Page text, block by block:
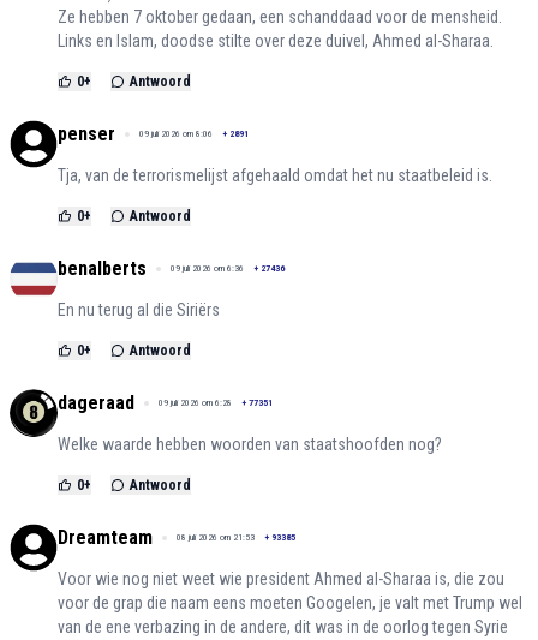
Ze hebben 7 oktober gedaan, een schanddaad voor de mensheid.
Links en Islam, doodse stilte over deze duivel, Ahmed al-Sharaa.
0+ Antwoord
penser 09 juli 2026 om 8:06 + 2891
Tja, van de terrorismelijst afgehaald omdat het nu staatbeleid is.
0+ Antwoord
benalberts 09 juli 2026 om 6:36 + 27436
En nu terug al die Siriërs
0+ Antwoord
dageraad 09 juli 2026 om 6:28 + 77351
Welke waarde hebben woorden van staatshoofden nog?
0+ Antwoord
Dreamteam 08 juli 2026 om 21:53 + 93385
Voor wie nog niet weet wie president Ahmed al-Sharaa is, die zou
voor de grap die naam eens moeten Googelen, je valt met Trump wel
van de ene verbazing in de andere, dit was in de oorlog tegen Syrie